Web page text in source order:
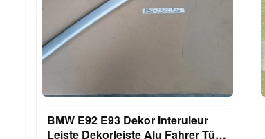
BMW E92 E93 Dekor Interuieur
Leiste Dekorleiste Alu Fahrer Tür